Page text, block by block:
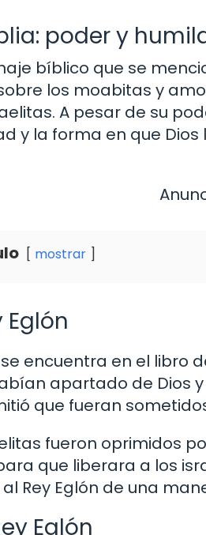
poder y
bíblico que se
los moabitas y
A pesar de su
y la forma en que
mostrar
Eglón
encuentra en el libro
apartado de Dios
que fueran
fueron oprimidos
que liberara a los
Rey Eglón de una
Eglón